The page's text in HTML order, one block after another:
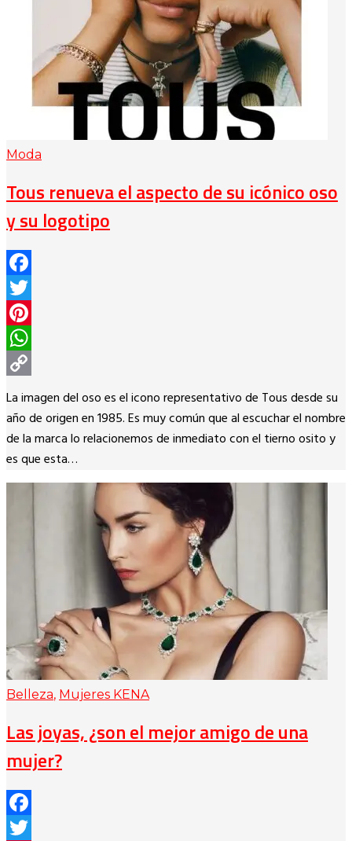
Moda
Tous renueva el aspecto de su icónico oso
y su logotipo
Facebook
Twitter
Pinterest
WhatsApp
Copy
Link
La imagen del oso es el icono representativo de Tous desde su
año de origen en 1985. Es muy común que al escuchar el nombre
de la marca lo relacionemos de inmediato con el tierno osito y
es que esta…
Belleza, Mujeres KENA
Las joyas, ¿son el mejor amigo de una
mujer?
Facebook